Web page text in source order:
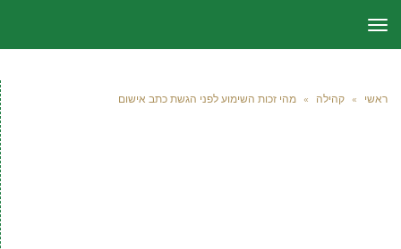
תפריט
ראשי » קהילה » מהי זכות השימוע לפני הגשת כתב אישום